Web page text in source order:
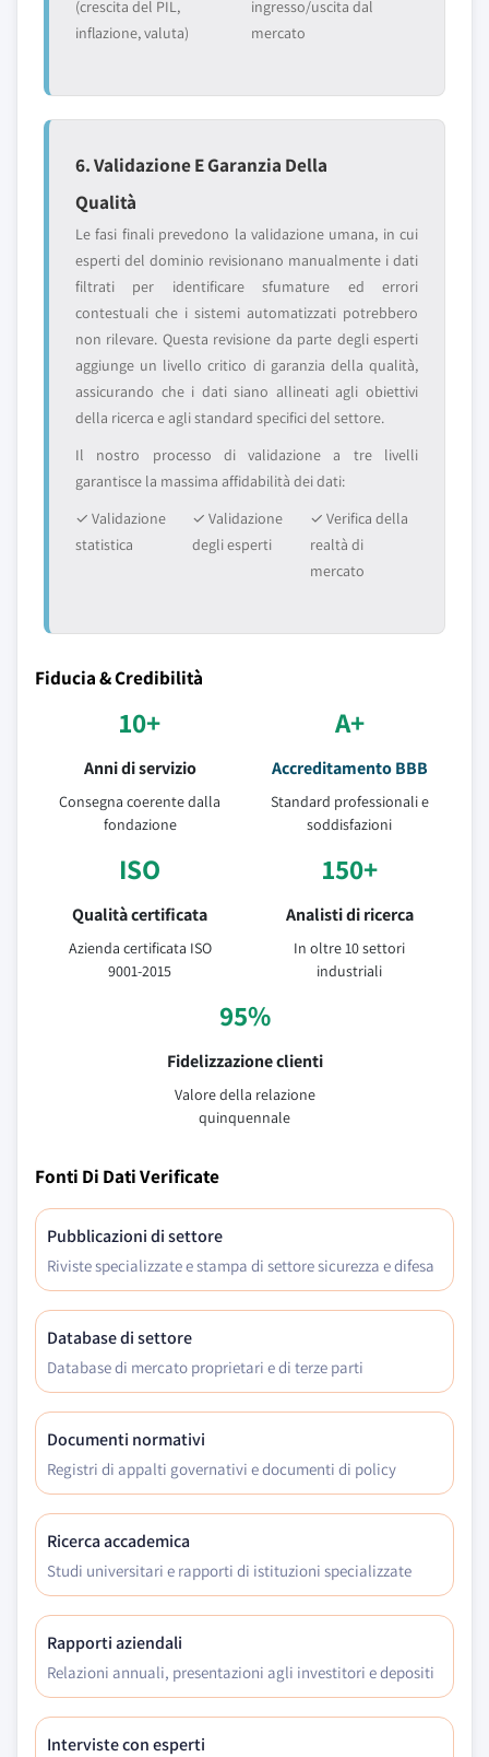
(crescita del PIL,
inflazione, valuta)
ingresso/uscita dal
mercato
6. Validazione E Garanzia Della
Qualità
Le fasi finali prevedono la validazione umana, in cui
esperti del dominio revisionano manualmente i dati
filtrati per identificare sfumature ed errori
contestuali che i sistemi automatizzati potrebbero
non rilevare. Questa revisione da parte degli esperti
aggiunge un livello critico di garanzia della qualità,
assicurando che i dati siano allineati agli obiettivi
della ricerca e agli standard specifici del settore.
Il nostro processo di validazione a tre livelli
garantisce la massima affidabilità dei dati:
✓ Validazione
statistica
✓ Validazione
degli esperti
✓ Verifica della
realtà di
mercato
Fiducia & Credibilità
10+
Anni di servizio
Consegna coerente dalla
fondazione
A+
Accreditamento BBB
Standard professionali e
soddisfazioni
ISO
Qualità certificata
Azienda certificata ISO
9001-2015
150+
Analisti di ricerca
In oltre 10 settori
industriali
95%
Fidelizzazione clienti
Valore della relazione
quinquennale
Fonti Di Dati Verificate
Pubblicazioni di settore
Riviste specializzate e stampa di settore sicurezza e difesa
Database di settore
Database di mercato proprietari e di terze parti
Documenti normativi
Registri di appalti governativi e documenti di policy
Ricerca accademica
Studi universitari e rapporti di istituzioni specializzate
Rapporti aziendali
Relazioni annuali, presentazioni agli investitori e depositi
Interviste con esperti